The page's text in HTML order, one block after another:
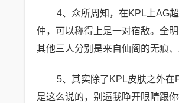
4、众所周知，在KPL上AG
仲，可以称得上是一对宿敌。全
其他三人分别是来自仙阁的无痕
5、其实除了KPL皮肤之外在
是这么说的，别逼我睁开眼睛跟